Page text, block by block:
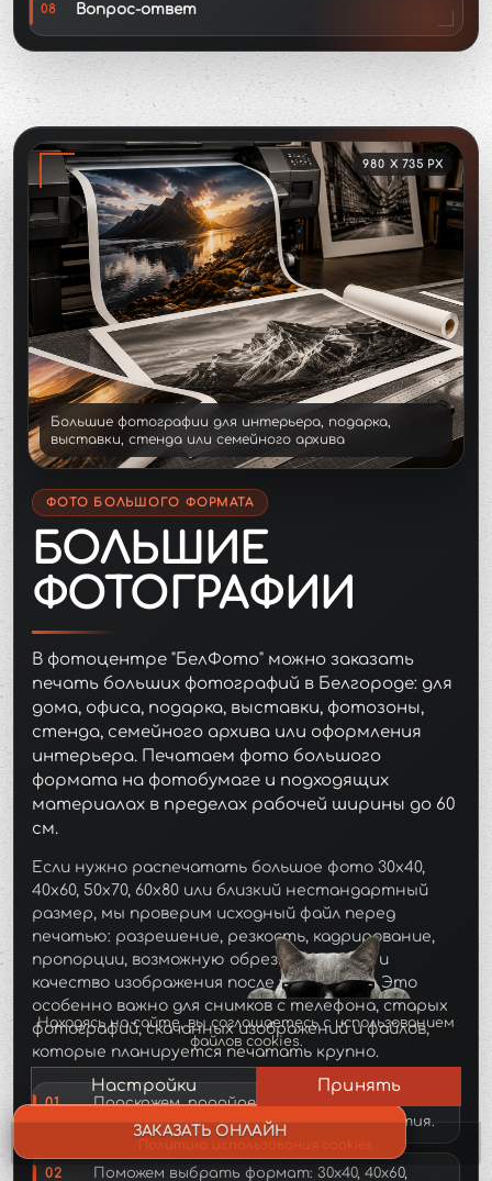
08 Вопрос-ответ
Большие фотографии для интерьера, подарка,
выставки, стенда или семейного архива
ФОТО БОЛЬШОГО ФОРМАТА
БОЛЬШИЕ
ФОТОГРАФИИ
В фотоцентре "БелФото" можно заказать
печать больших фотографий в Белгороде: для
дома, офиса, подарка, выставки, фотозоны,
стенда, семейного архива или оформления
интерьера. Печатаем фото большого
формата на фотобумаге и подходящих
материалах в пределах рабочей ширины до 60
см.
Если нужно распечатать большое фото 30x40,
40x60, 50x70, 60x80 или близкий нестандартный
размер, мы проверим исходный файл перед
печатью: разрешение, резкость, кадрирование,
пропорции, возможную обрезку по краям и
качество изображения после увеличения. Это
особенно важно для снимков с телефона, старых
фотографий, скачанных изображений и файлов,
которые планируется печатать крупно.
01
Подскажем, подойдет ли фото для
крупного размера без сильного размытия.
02 Поможем выбрать формат: 30x40, 40x60,
MOD_JBCOOKIES_LANG_HEADER_DEFAULT
Находясь на сайте, вы соглашаетесь с использованием
файлов cookies.
Настройки Принять
Политика использования cookies
ЗАКАЗАТЬ ОНЛАЙН